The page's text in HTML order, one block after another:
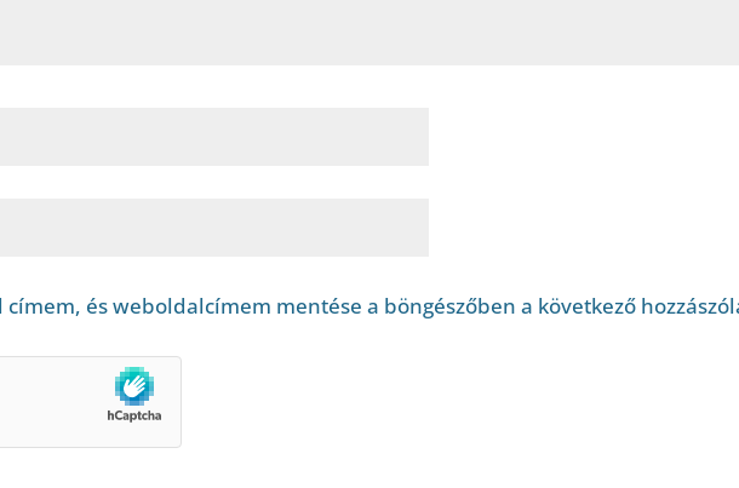
címem, és weboldalcímem mentése a böngészőben a következő